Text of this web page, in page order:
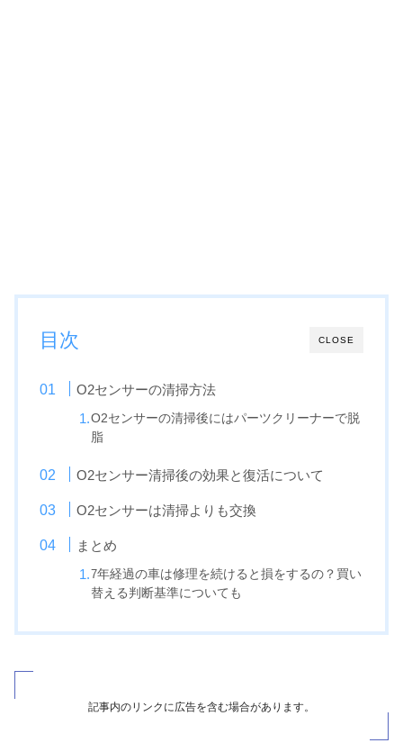
CLOSE
目次
O2センサーの清掃方法
O2センサーの清掃後にはパーツクリーナーで脱
脂
O2センサー清掃後の効果と復活について
O2センサーは清掃よりも交換
まとめ
7年経過の車は修理を続けると損をするの？買い
替える判断基準についても
記事内のリンクに広告を含む場合があります。